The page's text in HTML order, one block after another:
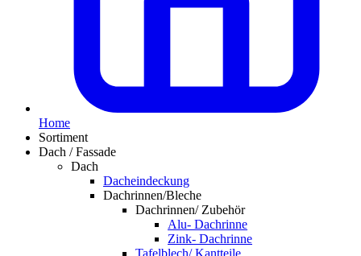
Home
Sortiment
Dach / Fassade
Dach
Dacheindeckung
Dachrinnen/Bleche
Dachrinnen/ Zubehör
Alu- Dachrinne
Zink- Dachrinne